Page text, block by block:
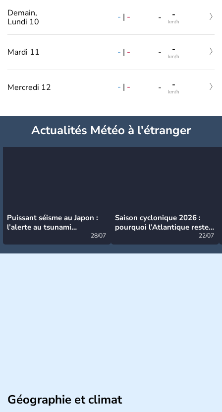
Demain,
Lundi 10
- | - - -
km/h
Mardi 11 - | - - -
km/h
Mercredi 12 - | - - -
km/h
Actualités Météo à l'étranger
Puissant séisme au Japon :
l’alerte au tsunami
28/07
Saison cyclonique 2026 :
pourquoi l’Atlantique reste
22/07
Géographie et climat